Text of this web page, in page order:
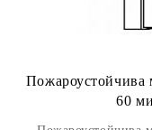
Пожароустойчива
60